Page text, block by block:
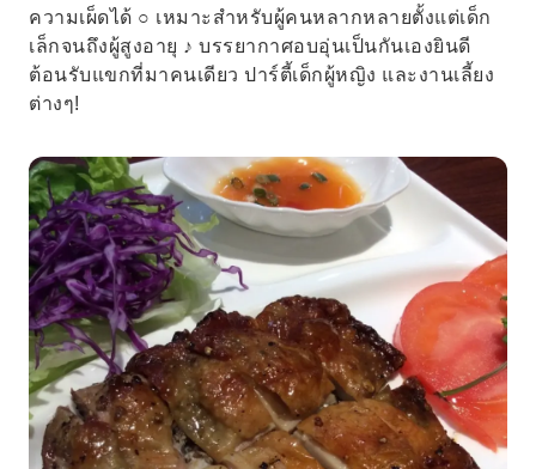
ความเผ็ดได้ ○ เหมาะสำหรับผู้คนหลากหลายตั้งแต่เด็ก
เล็กจนถึงผู้สูงอายุ ♪ บรรยากาศอบอุ่นเป็นกันเองยินดี
ต้อนรับแขกที่มาคนเดียว ปาร์ตี้เด็กผู้หญิง และงานเลี้ยง
ต่างๆ!